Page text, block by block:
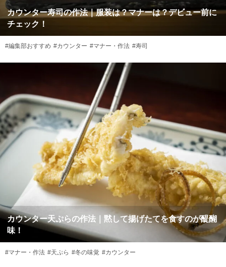
カウンター寿司の作法｜服装は？マナーは？デビュー前に
チェック！
#編集部おすすめ #カウンター #マナー・作法 #寿司
カウンター天ぷらの作法｜黙して揚げたてを食すのが醍醐
味！
#マナー・作法 #天ぷら #冬の味覚 #カウンター